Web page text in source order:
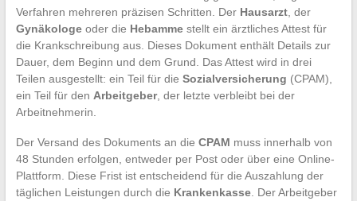
Verfahren mehreren präzisen Schritten. Der Hausarzt, der
Gynäkologeoder die Hebammestellt ein ärztliches Attest für
die Krankschreibung aus. Dieses Dokument enthält Details zur
Dauer, dem Beginn und dem Grund. Das Attest wird in drei
Teilen ausgestellt: ein Teil für die Sozialversicherung (CPAM),
ein Teil für den Arbeitgeber, der letzte verbleibt bei der
Arbeitnehmerin.
Der Versand des Dokuments an die CPAM muss innerhalb von
48 Stunden erfolgen, entweder per Post oder über eine Online-
Plattform. Diese Frist ist entscheidend für die Auszahlung der
täglichen Leistungen durch die Krankenkasse. Der Arbeitgeber